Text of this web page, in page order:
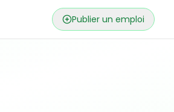
Publier un emploi